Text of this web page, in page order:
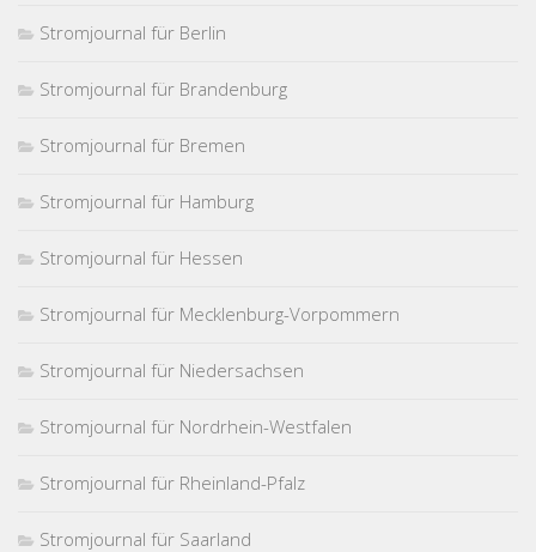
Stromjournal für Berlin
Stromjournal für Brandenburg
Stromjournal für Bremen
Stromjournal für Hamburg
Stromjournal für Hessen
Stromjournal für Mecklenburg-Vorpommern
Stromjournal für Niedersachsen
Stromjournal für Nordrhein-Westfalen
Stromjournal für Rheinland-Pfalz
Stromjournal für Saarland